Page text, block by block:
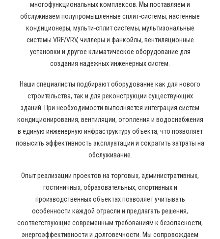
многофункциональных комплексов. Мы поставляем и
обслуживаем полупромышленные сплит-системы, настенные
кондиционеры, мульти-сплит системы, мультизональные
системы VRF/VRV, чиллеры и фанкойлы, вентиляционные
установки и другое климатическое оборудование для
создания надежных инженерных систем.
Наши специалисты подбирают оборудование как для нового
строительства, так и для реконструкции существующих
зданий. При необходимости выполняется интеграция систем
кондиционирования, вентиляции, отопления и водоснабжения
в единую инженерную инфраструктуру объекта, что позволяет
повысить эффективность эксплуатации и сократить затраты на
обслуживание.
Опыт реализации проектов на торговых, административных,
гостиничных, образовательных, спортивных и
производственных объектах позволяет учитывать
особенности каждой отрасли и предлагать решения,
соответствующие современным требованиям к безопасности,
энергоэффективности и долговечности. Мы сопровождаем